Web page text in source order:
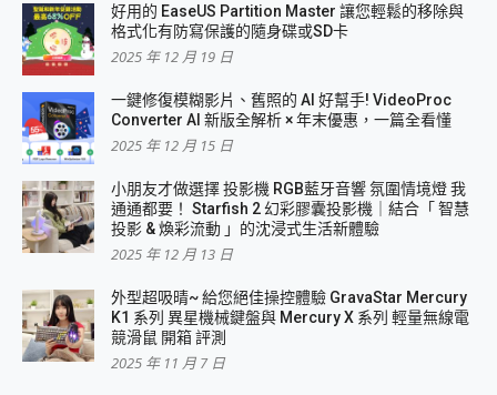
好用的 EaseUS Partition Master 讓您輕鬆的移除與
格式化有防寫保護的隨身碟或SD卡
2025 年 12 月 19 日
一鍵修復模糊影片、舊照的 AI 好幫手! VideoProc
Converter AI 新版全解析 × 年末優惠，一篇全看懂
2025 年 12 月 15 日
小朋友才做選擇 投影機 RGB藍牙音響 氛圍情境燈 我
通通都要！ Starfish 2 幻彩膠囊投影機｜結合「 智慧
投影 & 煥彩流動 」的沈浸式生活新體驗
2025 年 12 月 13 日
外型超吸晴~ 給您絕佳操控體驗 GravaStar Mercury
K1 系列 異星機械鍵盤與 Mercury X 系列 輕量無線電
競滑鼠 開箱 評測
2025 年 11 月 7 日